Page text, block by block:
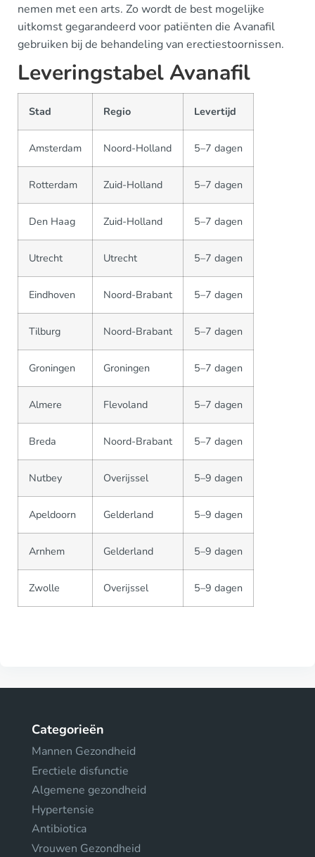
nemen met een arts. Zo wordt de best mogelijke
uitkomst gegarandeerd voor patiënten die Avanafil
gebruiken bij de behandeling van erectiestoornissen.
Leveringstabel Avanafil
Stad Regio Levertijd
Amsterdam Noord-Holland 5–7 dagen
Rotterdam Zuid-Holland 5–7 dagen
Den Haag Zuid-Holland 5–7 dagen
Utrecht Utrecht 5–7 dagen
Eindhoven Noord-Brabant 5–7 dagen
Tilburg Noord-Brabant 5–7 dagen
Groningen Groningen 5–7 dagen
Almere Flevoland 5–7 dagen
Breda Noord-Brabant 5–7 dagen
Nutbey Overijssel 5–9 dagen
Apeldoorn Gelderland 5–9 dagen
Arnhem Gelderland 5–9 dagen
Zwolle Overijssel 5–9 dagen
Categorieën
Mannen Gezondheid
Erectiele disfunctie
Algemene gezondheid
Hypertensie
Antibiotica
Vrouwen Gezondheid